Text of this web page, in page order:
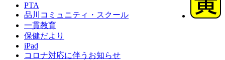
PTA
品川コミュニティ・スクール
一貫教育
保健だより
iPad
コロナ対応に伴うお知らせ